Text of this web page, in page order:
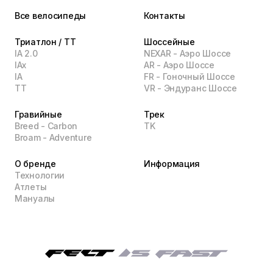
Все велосипеды
Триатлон / TT
IA 2.0
IAx
IA
TT
Шоссейные
NEXAR - Аэро Шоссе
AR - Аэро Шоссе
FR - Гоночный Шоссе
VR - Эндуранс Шоссе
Гравийные
Breed - Carbon
Broam - Adventure
Трек
TK
О бренде
Технологии
Атлеты
Мануалы
Информация
Контакты